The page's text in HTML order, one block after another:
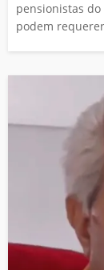
pensionistas do
podem